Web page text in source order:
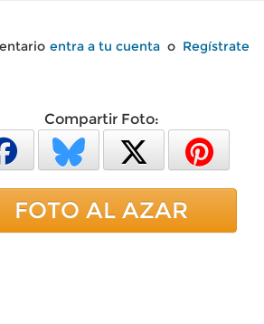
entra a tu cuenta o Regístrate
Compartir Foto:
FOTO AL AZAR